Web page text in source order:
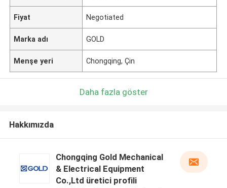
Fiyat Negotiated
Marka adı GOLD
Menşe yeri Chongqing, Çin
Daha fazla göster
Hakkımızda
Chongqing Gold Mechanical
& Electrical Equipment
Co.,Ltd üretici profili